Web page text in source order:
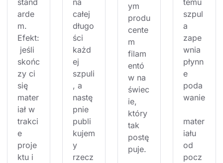
stand
arde
m.
Efekt:
jeśli
skońc
zy ci
się
mater
iał w
trakci
e
proje
ktu i
na
całej
długo
ści
każd
ej
szpuli
, a
nastę
pnie
publi
kujem
y
rzecz
ym
produ
cente
m
filam
entó
w na
świec
ie,
który
tak
postę
puje.
temu
szpul
a
zape
wnia
płynn
e
poda
wanie
mater
iału
od
pocz